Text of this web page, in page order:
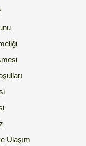
Ulaşım